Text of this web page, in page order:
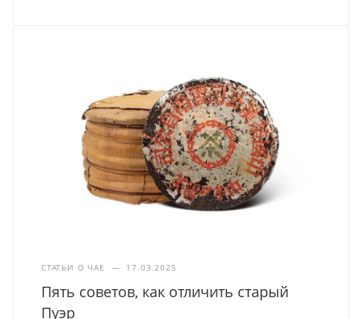
СТАТЬИ О ЧАЕ — 17.03.2025
Пять советов, как отличить старый
Пуэр